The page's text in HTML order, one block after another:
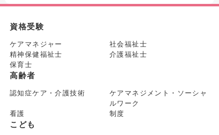
資格受験
ケアマネジャー
社会福祉士
精神保健福祉士
介護福祉士
保育士
高齢者
認知症ケア・介護技術
ケアマネジメント・ソーシャ
ルワーク
看護
制度
こども